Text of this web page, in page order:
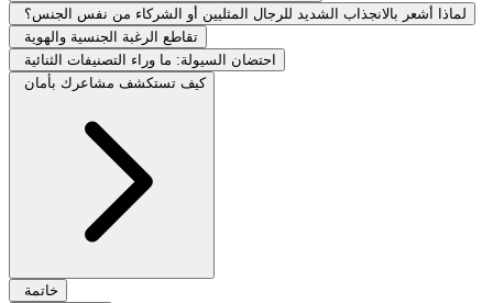
لماذا أشعر بالانجذاب الشديد للرجال المثليين أو الشركاء من نفس الجنس؟
تقاطع الرغبة الجنسية والهوية
احتضان السيولة: ما وراء التصنيفات الثنائية
كيف تستكشف مشاعرك بأمان
خاتمة